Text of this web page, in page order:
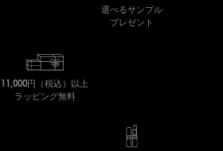
選べるサンプル
プレゼント
11,000円（税込）以上
ラッピング無料